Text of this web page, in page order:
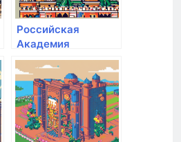
Российская
Академия
Живописи